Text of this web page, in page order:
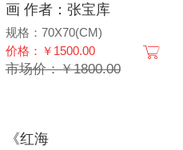
画 作者：张宝库
规格：70X70(CM)
价格：￥1500.00
市场价：￥1800.00
《红海